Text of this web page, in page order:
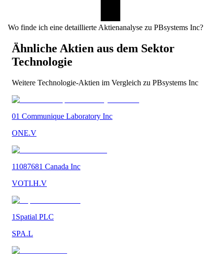
Wo finde ich eine detaillierte Aktienanalyse zu PBsystems Inc?
Ähnliche Aktien aus dem Sektor
Technologie
Weitere Technologie-Aktien im Vergleich zu PBsystems Inc
01 Communique Laboratory Inc
ONE.V
11087681 Canada Inc
VOTI.H.V
1Spatial PLC
SPA.L